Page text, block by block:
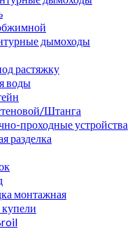
дымоходы
растяжку
воды
Штанга
проходные устройства
разделка
монтажная